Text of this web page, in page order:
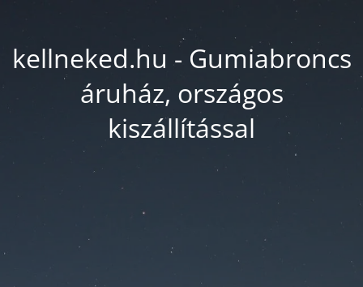
kellneked.hu - Gumiabroncs
áruház, országos
kiszállítással